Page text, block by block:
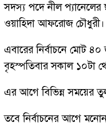
সদস্য পদে নীল
ওয়াহিদা আফরোজ চৌধুরী।
এবারের নির্বাচনে মোট
বৃহস্পতিবার সকাল ১০টা
এর আগে বিভিন্ন সময়ের
তবে নির্বাচনের আগে